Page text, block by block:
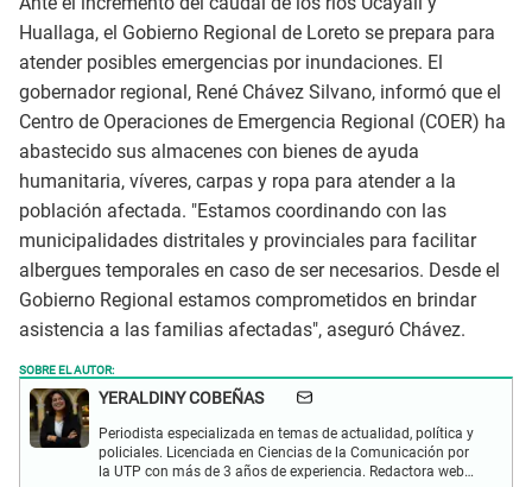
Huallaga, el Gobierno Regional de Loreto se prepara para
atender posibles emergencias por inundaciones. El
gobernador regional, René Chávez Silvano, informó que el
Centro de Operaciones de Emergencia Regional (COER) ha
abastecido sus almacenes con bienes de ayuda
humanitaria, víveres, carpas y ropa para atender a la
población afectada. "Estamos coordinando con las
municipalidades distritales y provinciales para facilitar
albergues temporales en caso de ser necesarios. Desde el
Gobierno Regional estamos comprometidos en brindar
asistencia a las familias afectadas", aseguró Chávez.
SOBRE EL AUTOR:
YERALDINY COBEÑAS
Periodista especializada en temas de actualidad, política y
policiales. Licenciada en Ciencias de la Comunicación por
la UTP con más de 3 años de experiencia. Redactora web